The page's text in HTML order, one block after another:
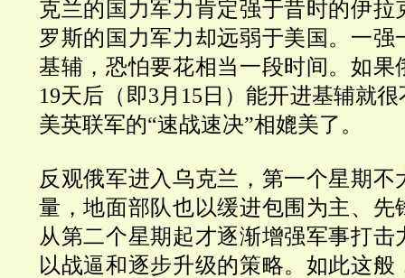
克兰的国力军力肯定强于昔时的伊拉
罗斯的国力军力却远弱于美国。一强
基辅，恐怕要花相当一段时间。如果
19天后（即3 月 15 日）能开进基辅就
美英联军的“速战速决”相媲美了。
反观俄军进入乌克兰，第一个星期不
量，地面部队也以缓进包围为主、先
从第二个星期起才逐渐增强军事打击
以战逼和逐步升级的策略。如此这般